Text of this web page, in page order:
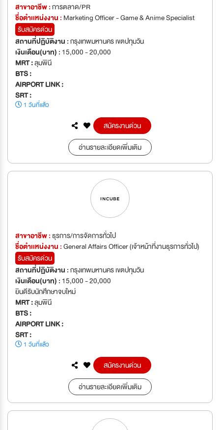
สาขาอาชีพ :การตลาด/PR
ชื่อตำเเหน่งงาน : Marketing Officer - Game & Anime Specialist
รับสมัครด่วน
สถานที่ปฏิบัติงาน :กรุงเทพมหานคร เขตปทุมวัน
เงินเดือน(บาท) : 15,000 - 20,000
MRT :ลุมพินี
BTS :
AIRPORT LINK :
SRT :
1 วันที่แล้ว
สมัครงานด่วน
อ่านรายละเอียดเพิ่มเติม
สาขาอาชีพ :ธุรการ/การจัดการทั่วไป
ชื่อตำเเหน่งงาน :General Affairs Officer (เจ้าหน้าที่งานธุรการทั่วไป)
รับสมัครด่วน
สถานที่ปฏิบัติงาน :กรุงเทพมหานคร เขตปทุมวัน
เงินเดือน(บาท) : 15,000 - 20,000
ยินดีรับนักศึกษาจบใหม่
MRT :ลุมพินี
BTS :
AIRPORT LINK :
SRT :
1 วันที่แล้ว
สมัครงานด่วน
อ่านรายละเอียดเพิ่มเติม